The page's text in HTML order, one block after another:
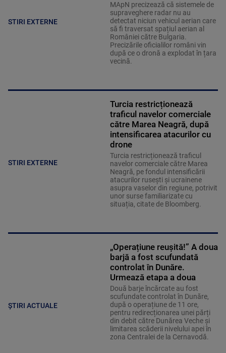
STIRI EXTERNE
MApN precizează că sistemele de
supraveghere radar nu au
detectat niciun vehicul aerian care
să fi traversat spațiul aerian al
României către Bulgaria.
Precizările oficialilor români vin
după ce o dronă a explodat în țara
vecină.
STIRI EXTERNE
Turcia restricționează
traficul navelor comerciale
către Marea Neagră, după
intensificarea atacurilor cu
drone
Turcia restricționează traficul
navelor comerciale către Marea
Neagră, pe fondul intensificării
atacurilor rusești și ucrainene
asupra vaselor din regiune, potrivit
unor surse familiarizate cu
situația, citate de Bloomberg.
ȘTIRI ACTUALE
„Operațiune reușită!” A doua
barjă a fost scufundată
controlat în Dunăre.
Urmează etapa a doua
Două barje încărcate au fost
scufundate controlat în Dunăre,
după o operațiune de 11 ore,
pentru redirecționarea unei părți
din debit către Dunărea Veche și
limitarea scăderii nivelului apei în
zona Centralei de la Cernavodă.